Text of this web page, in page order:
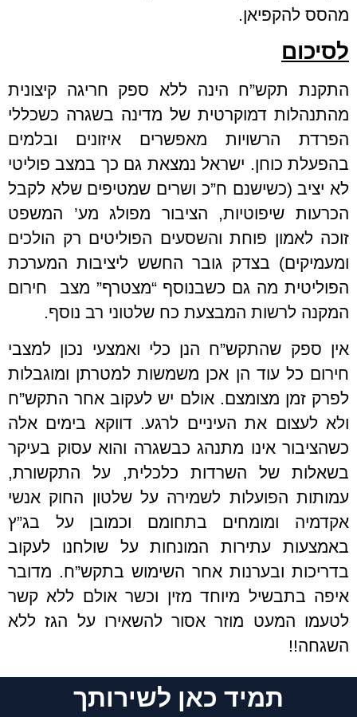
מהסס להקפיאן.
לסיכום
התקנת תקש”ח הינה ללא ספק חריגה קיצונית
מהתנהלות דמוקרטית של מדינה בשגרה כשכללי
הפרדת הרשויות מאפשרים איזונים ובלמים
בהפעלת כוחן. ישראל נמצאת גם כך במצב פוליטי
לא יציב (כשישנם ח”כ ושרים שמטיפים שלא לקבל
הכרעות שיפוטיות, הציבור מפולג מע’ המשפט
זוכה לאמון פוחת והשסעים הפוליטים רק הולכים
ומעמיקים) בצדק גובר החשש ליציבות המערכת
הפוליטית מה גם כשבנוסף “מצטרף” מצב חירום
המקנה לרשות המבצעת כח שלטוני רב נוסף.
אין ספק שהתקש”ח הנן כלי ואמצעי נכון למצבי
חירום כל עוד הן אכן משמשות למטרתן ומוגבלות
לפרק זמן מצומצם. אולם יש לעקוב אחר התקש”ח
ולא לעצום את העיניים לרגע. דווקא בימים אלה
כשהציבור אינו מתנהג כבשגרה והוא עסוק בעיקר
בשאלות של השרדות כלכלית, על התקשורת,
עמותות הפועלות לשמירה על שלטון החוק אנשי
אקדמיה ומומחים בתחומם וכמובן על בג”ץ
באמצעות עתירות המונחות על שולחנו לעקוב
בדריכות ובערנות אחר השימוש בתקש”ח. מדובר
איפה בתבשיל מיוחד מזין וכשר אולם ללא קשר
לטעמו המעט מוזר אסור להשאירו על הגז ללא
השגחה!!
תמיד כאן לשירותך